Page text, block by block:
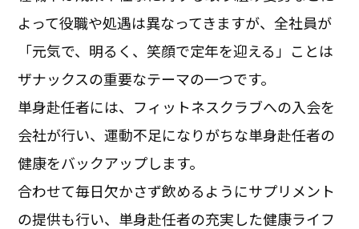
よって役職や処遇は異なってきますが、全社員が
「元気で、明るく、笑顔で定年を迎える」ことは
ザナックスの重要なテーマの一つです。
単身赴任者には、フィットネスクラブへの入会を
会社が行い、運動不足になりがちな単身赴任者の
健康をバックアップします。
合わせて毎日欠かさず飲めるようにサプリメント
の提供も行い、単身赴任者の充実した健康ライフ